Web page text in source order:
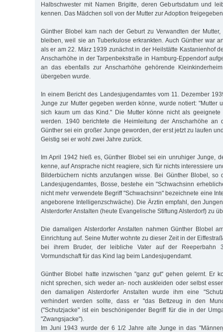
Halbschwester mit Namen Brigitte, deren Geburtsdatum und
kennen. Das Mädchen soll von der Mutter zur Adoption
Günther Blobel kam nach der Geburt zu Verwandten der
bleiben, weil sie an Tuberkulose erkrankten. Auch Günther war
als er am 22. März 1939 zunächst in der Heilstätte Kastanienhof
Anscharhöhe in der Tarpenbekstraße in Hamburg-Eppendorf
an das ebenfalls zur Anscharhöhe gehörende Kleinkinderheim
übergeben wurde.
In einem Bericht des Landesjugendamtes vom 11. Dezember
Junge zur Mutter gegeben werden könne, wurde notiert: "Mutter
sich kaum um das Kind." Die Mutter könne nicht als geeignete
werden. 1940 berichtete die Heimleitung der Anscharhöhe an
Günther sei ein großer Junge geworden, der erst jetzt zu laufen
Geistig sei er wohl zwei Jahre zurück.
Im April 1942 hieß es, Günther Blobel sei ein unruhiger Junge,
kenne, auf Ansprache nicht reagiere, sich für nichts interessiere
Bilderbüchern nichts anzufangen wisse. Bei Günther Blobel, so
Landesjugendamtes, Bosse, bestehe ein "Schwachsinn
nicht mehr verwendete Begriff "Schwachsinn" bezeichnete eine
angeborene Intelligenzschwäche). Die Ärztin empfahl, den
Alsterdorfer Anstalten (heute Evangelische Stiftung Alsterdorf) zu
Die damaligen Alsterdorfer Anstalten nahmen Günther Blobel
Einrichtung auf. Seine Mutter wohnte zu dieser Zeit in der
bei ihrem Bruder, der leibliche Vater auf der Reeperbahn
Vormundschaft für das Kind lag beim Landesjugendamt.
Günther Blobel hatte inzwischen "ganz gut" gehen gelernt. Er
nicht sprechen, sich weder an- noch auskleiden oder selbst
den damaligen Alsterdorfer Anstalten wurde ihm eine
verhindert werden sollte, dass er "das Bettzeug in den
("Schutzjacke" ist ein beschönigender Begriff für die in der
"Zwangsjacke").
Im Juni 1943 wurde der 6 1/2 Jahre alte Junge in das